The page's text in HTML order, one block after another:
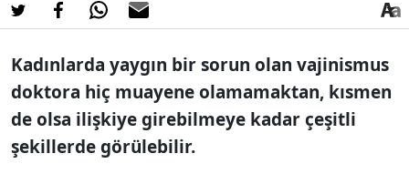
Kadınlarda yaygın bir sorun olan vajinismus
doktora hiç muayene olamamaktan, kısmen
de olsa ilişkiye girebilmeye kadar çeşitli
şekillerde görülebilir.